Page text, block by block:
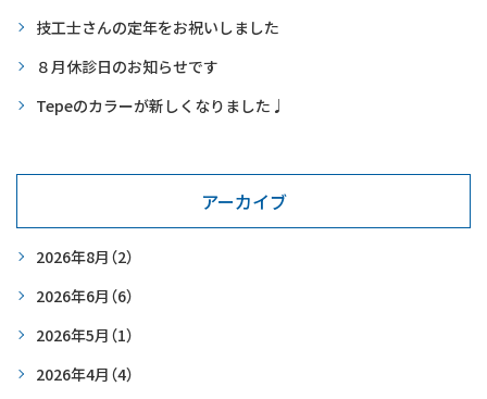
技工士さんの定年をお祝いしました
８月休診日のお知らせです
Tepeのカラーが新しくなりました♩
アーカイブ
2026年8月 （2）
2026年6月 （6）
2026年5月 （1）
2026年4月 （4）